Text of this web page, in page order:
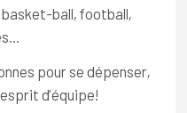
ball, football,
pour se dépenser,
d’équipe!